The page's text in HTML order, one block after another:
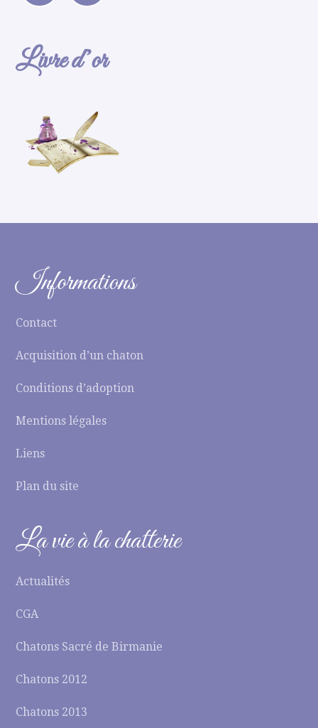
Livre d’or
Informations
Contact
Acquisition d’un chaton
Conditions d’adoption
Mentions légales
Liens
Plan du site
La vie à la chatterie
Actualités
CGA
Chatons Sacré de Birmanie
Chatons 2012
Chatons 2013